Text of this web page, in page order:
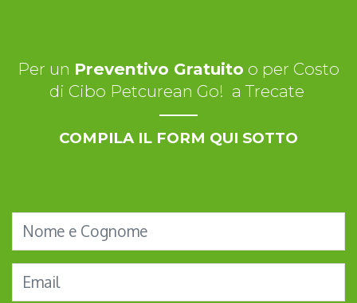
Per un Preventivo Gratuito o per Costo
di Cibo Petcurean Go! a Trecate
COMPILA IL FORM QUI SOTTO